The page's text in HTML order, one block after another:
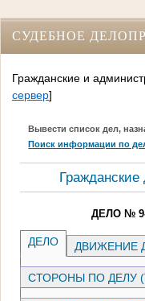
СУДЕБНОЕ
Гражданские и
сервер]
Вывести список дел,
Поиск информации по
Гражданские
ДЕЛО № 9-
ДЕЛО ДВИЖЕНИЕ
СТОРОНЫ ПО ДЕЛУ